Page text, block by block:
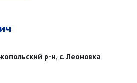
р-н, с. Леоновка